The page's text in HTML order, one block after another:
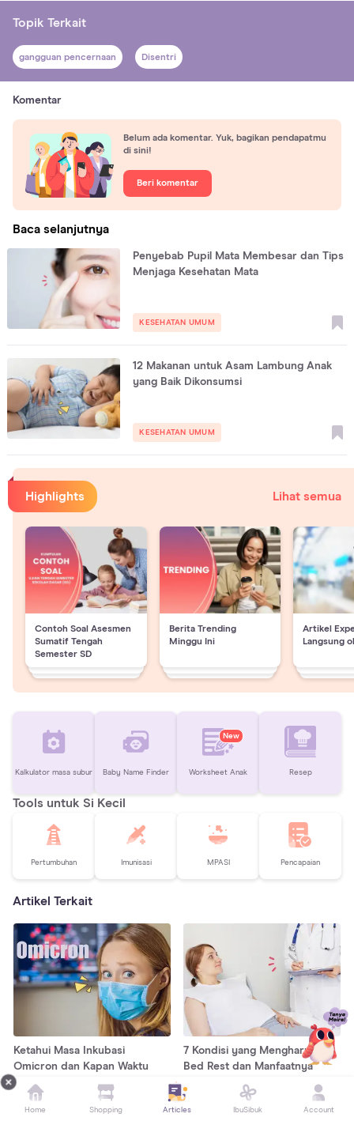
Topik Terkait
gangguan pencernaan Disentri
Komentar
Belum ada komentar. Yuk, bagikan pendapatmu
di sini!
Beri komentar
Baca selanjutnya
Penyebab Pupil Mata Membesar dan Tips
Menjaga Kesehatan Mata
KESEHATAN UMUM
12 Makanan untuk Asam Lambung Anak
yang Baik Dikonsumsi
KESEHATAN UMUM
Highlights Lihat semua
Contoh Soal Asesmen
Sumatif Tengah
Semester SD
Berita Trending
Minggu Ini
Artikel
Langsung
Kalkulator masa subur Baby Name Finder
New
Worksheet Anak Resep
Tools untuk Si Kecil
Pertumbuhan Imunisasi MPASI Pencapaian
Artikel Terkait
Ketahui Masa Inkubasi
Omicron dan Kapan Waktu
yang Tepat Untuk Tes!
7 Kondisi yang Mengharuskan
Bed Rest dan Manfaatnya
Home Shopping Articles IbuSibuk Account